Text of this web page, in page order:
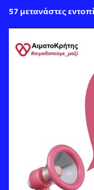
57 μετανάστες